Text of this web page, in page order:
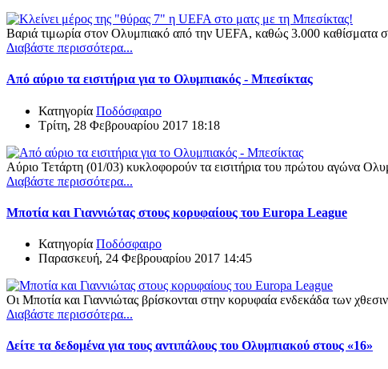
Βαριά τιμωρία στον Ολυμπιακό από την UEFA, καθώς 3.000 καθίσματα
Διαβάστε περισσότερα...
Από αύριο τα εισιτήρια για το Ολυμπιακός - Μπεσίκτας
Κατηγορία Ποδόσφαιρο
Τρίτη, 28 Φεβρουαρίου 2017 18:18
Αύριο Τετάρτη (01/03) κυκλοφορούν τα εισιτήρια του πρώτου αγώνα
Διαβάστε περισσότερα...
Μποτία και Γιαννιώτας στους κορυφαίους του Europa League
Κατηγορία Ποδόσφαιρο
Παρασκευή, 24 Φεβρουαρίου 2017 14:45
Οι Μποτία και Γιαννιώτας βρίσκονται στην κορυφαία ενδεκάδα των
Διαβάστε περισσότερα...
Δείτε τα δεδομένα για τους αντιπάλους του Ολυμπιακού στους «16»